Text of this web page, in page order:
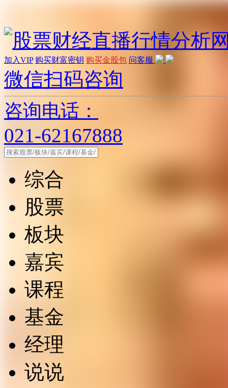
加入VIP 购买财富密钥 购买金股包 问客服
微信扫码咨询
咨询电话：
021-62167888
综合
股票
板块
嘉宾
课程
基金
经理
说说